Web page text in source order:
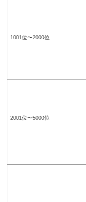
1001位〜2000位
2001位〜5000位